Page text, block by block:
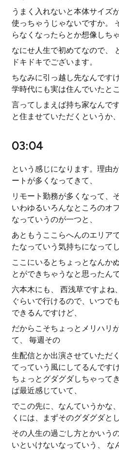
うまく入れないと本体サイズ
使っちゃうじゃないですか。
らなくなったらとか想像しち
なにせ人生で初めてなので、
ドキドキでございます。
ちなみに引っ越し先なんです
学時代にも実は住んでいたと
言ってしまえば持ち家なんで
と住ませていただくというか
03:04
という感じになります。理由
ートが多くなってきて、
リモート勤務が多くなって、
いわゆるいろんなところのオ
なっていうのが一つと、
あともうここらへんのエリア
たなっていう気持ちになって
ここにいるとちょっとなんか
とができちゃうなと思ったんで
六本木にも、 西浅草ですよね
ぐらいで行けるので、いつで
できるんですけど、
だからこそちょっとメリハリ
て、 毎週その
生配信とか出演させていただ
てっていう風にしてるんです
ちょっとグダグダしちゃって
ぱ最近感じていて、
でこの先に、なんていうかな
くには、まずそのグダグダと
その人生の過ごし方とかいう
いといけないなっていう、 な